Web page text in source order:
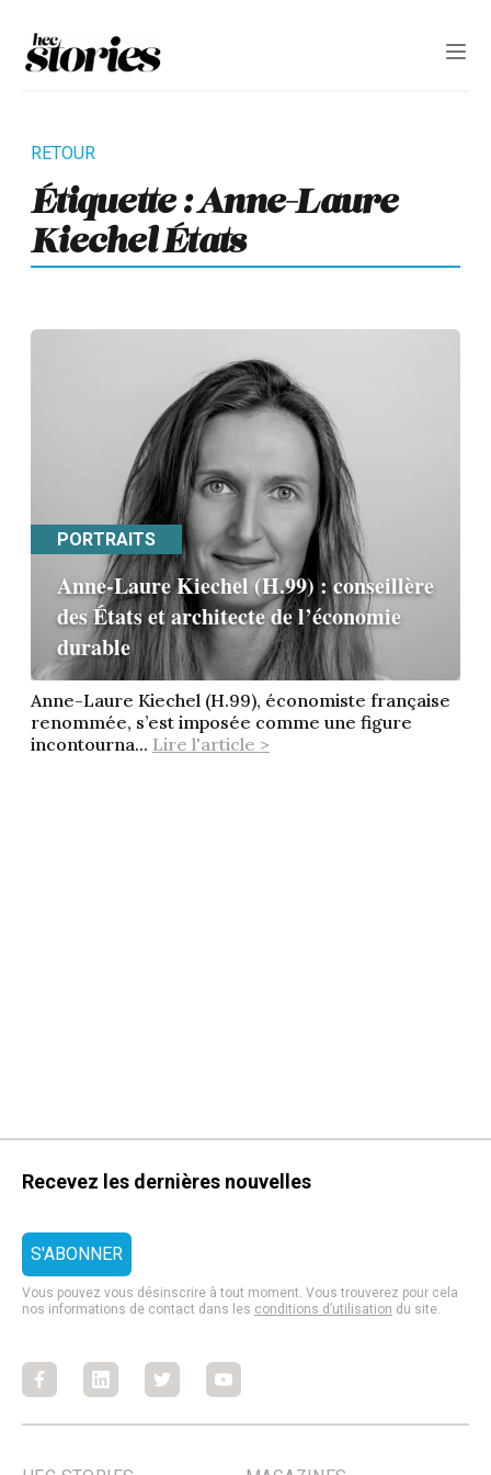
Étiquette : Anne-Laure
Kiechel États
PORTRAITS
Anne-Laure Kiechel (H.99) : conseillère
des États et architecte de l’économie
durable
Anne-Laure Kiechel (H.99), économiste française
renommée, s’est imposée comme une figure
incontourna... Lire l'article >
Recevez les dernières nouvelles
Vous pouvez vous désinscrire à tout moment. Vous trouverez pour cela
nos informations de contact dans les conditions d’utilisation du site.
FacebookFacebookFacebookFacebook